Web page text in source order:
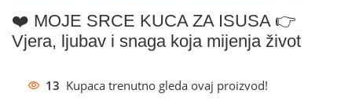
❤️ MOJE SRCE KUCA ZA ISUSA 👉
Vjera, ljubav i snaga koja mijenja život
13 Kupaca trenutno gleda ovaj proizvod!